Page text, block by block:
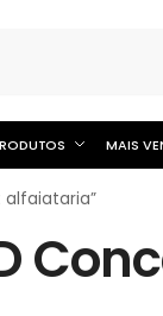
MAIS
alfaiataria”